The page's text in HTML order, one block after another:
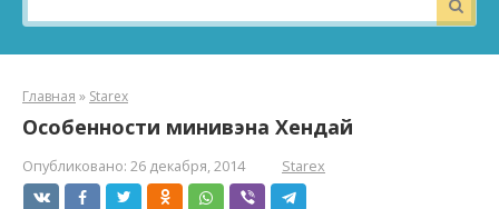
Главная » Starex
Особенности минивэна Хендай
Опубликовано: 26 декабря, 2014 Starex